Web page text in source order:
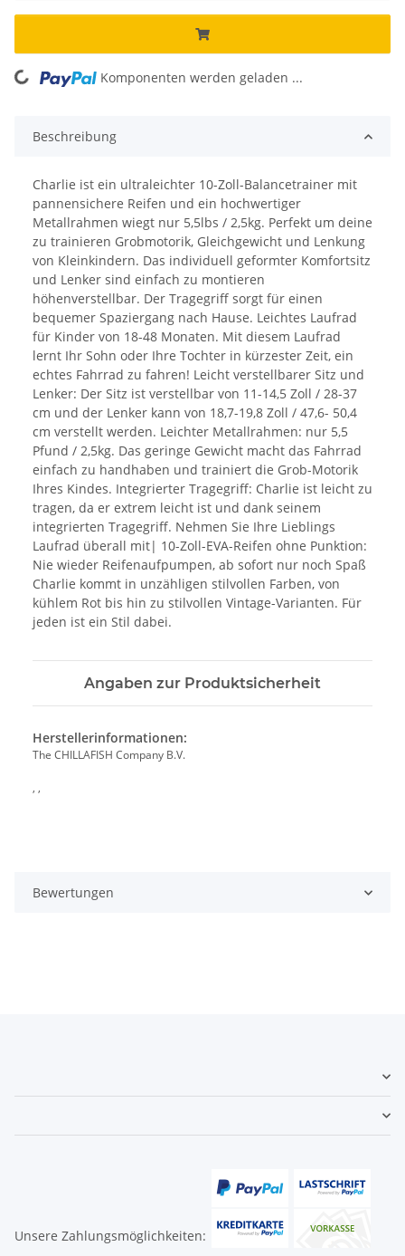
Komponenten werden geladen ...
Beschreibung
Charlie ist ein ultraleichter 10-Zoll-Balancetrainer mit
pannensichere Reifen und ein hochwertiger
Metallrahmen wiegt nur 5,5lbs / 2,5kg. Perfekt um deine
zu trainieren Grobmotorik, Gleichgewicht und Lenkung
von Kleinkindern. Das individuell geformter Komfortsitz
und Lenker sind einfach zu montieren
höhenverstellbar. Der Tragegriff sorgt für einen
bequemer Spaziergang nach Hause. Leichtes Laufrad
für Kinder von 18-48 Monaten. Mit diesem Laufrad
lernt Ihr Sohn oder Ihre Tochter in kürzester Zeit, ein
echtes Fahrrad zu fahren! Leicht verstellbarer Sitz und
Lenker: Der Sitz ist verstellbar von 11-14,5 Zoll / 28-37
cm und der Lenker kann von 18,7-19,8 Zoll / 47,6- 50,4
cm verstellt werden. Leichter Metallrahmen: nur 5,5
Pfund / 2,5kg. Das geringe Gewicht macht das Fahrrad
einfach zu handhaben und trainiert die Grob-Motorik
Ihres Kindes. Integrierter Tragegriff: Charlie ist leicht zu
tragen, da er extrem leicht ist und dank seinem
integrierten Tragegriff. Nehmen Sie Ihre Lieblings
Laufrad überall mit| 10-Zoll-EVA-Reifen ohne Punktion:
Nie wieder Reifenaufpumpen, ab sofort nur noch Spaß
Charlie kommt in unzähligen stilvollen Farben, von
kühlem Rot bis hin zu stilvollen Vintage-Varianten. Für
jeden ist ein Stil dabei.
Angaben zur Produktsicherheit
Herstellerinformationen:
The CHILLAFISH Company B.V.
, ,
Bewertungen
Unsere Zahlungsmöglichkeiten: